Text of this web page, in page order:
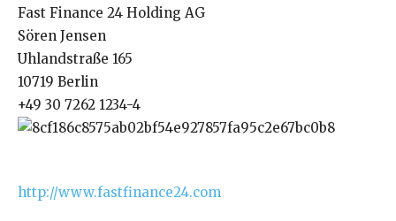
Fast Finance 24 Holding AG
Sören Jensen
Uhlandstraße 165
10719 Berlin
+49 30 7262 1234-4
http://www.fastfinance24.com